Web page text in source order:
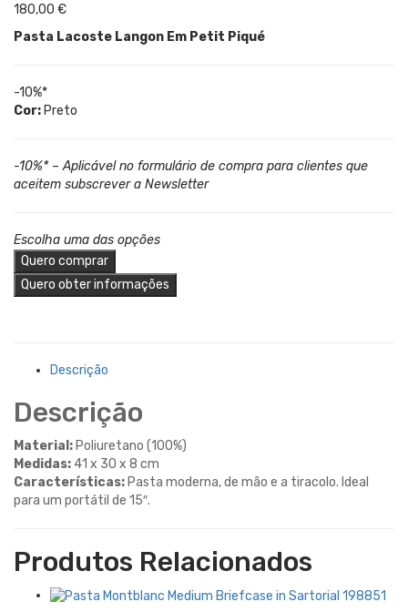
180,00 €
Pasta Lacoste Langon Em Petit Piqué
-10%*
Cor: Preto
-10%* – Aplicável no formulário de compra para clientes que
aceitem subscrever a Newsletter
Escolha uma das opções
Quero comprar
Quero obter informações
Descrição
Descrição
Material: Poliuretano (100%)
Medidas: 41 x 30 x 8 cm
Características: Pasta moderna, de mão e a tiracolo. Ideal
para um portátil de 15″.
Produtos Relacionados